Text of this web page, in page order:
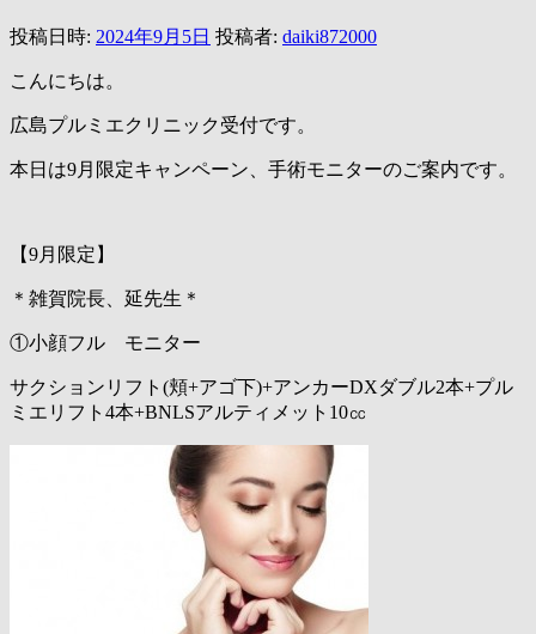
投稿日時: 2024年9月5日 投稿者: daiki872000
こんにちは。
広島プルミエクリニック受付です。
本日は9月限定キャンペーン、手術モニターのご案内です。
【9月限定】
＊雑賀院長、延先生＊
①小顔フル モニター
サクションリフト(頬+アゴ下)+アンカーDXダブル2本+プル
ミエリフト4本+BNLSアルティメット10㏄